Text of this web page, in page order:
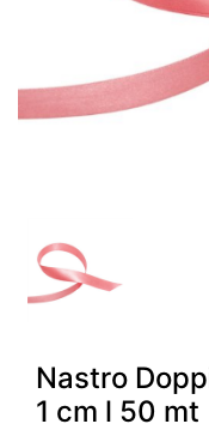
Nastro
1 cm l 50 mt